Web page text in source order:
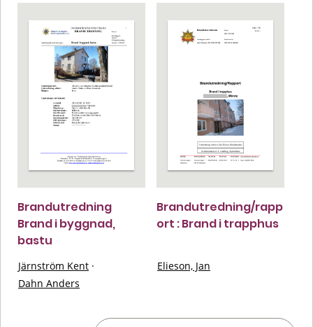
Brandutredning
Brand i byggnad,
bastu
Järnström Kent ·
Dahn Anders
Brandutredning/rapp
ort : Brand i trapphus
Elieson, Jan